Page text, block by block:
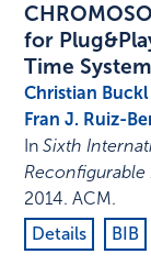
for
Time
Christian Buckl
Fran J. Ruiz-
InSixth
Reconfigurable
2014.ACM.
Details
BIB